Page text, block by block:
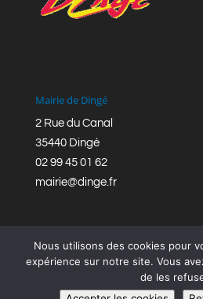
Mairie de Dingé
2 Rue du Canal
35440 Dingé
02 99 45 01 62
mairie@dinge.fr
Réalisation © Mairie de Dingé,
Nous utilisons des cookies pour
expérience sur notre site. Vous
de les